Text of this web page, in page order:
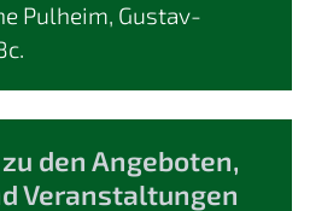
Pulheim, Gustav-
den Angeboten,
Veranstaltungen